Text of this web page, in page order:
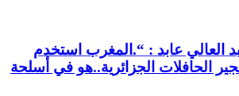
العالي عابد : “.المغرب استخدم
الحافلات الجزائرية..هو في أسلحة